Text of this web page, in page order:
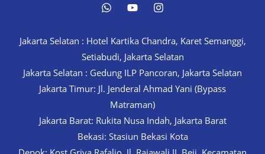
Jakarta Selatan : Hotel Kartika Chandra, Karet Semanggi,
Setiabudi, Jakarta Selatan
Jakarta Selatan : Gedung ILP Pancoran, Jakarta Selatan
Jakarta Timur: Jl. Jenderal Ahmad Yani (Bypass
Matraman)
Jakarta Barat: Rukita Nusa Indah, Jakarta Barat
Bekasi: Stasiun Bekasi Kota